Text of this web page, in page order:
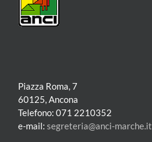
Piazza Roma, 7
60125, Ancona
Telefono: 071 2210352
e-mail: segreteria@anci-marche.it